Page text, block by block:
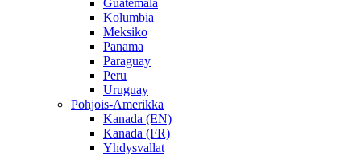
Guatemala
Kolumbia
Meksiko
Panama
Paraguay
Peru
Uruguay
Pohjois-Amerikka
Kanada (EN)
Kanada (FR)
Yhdysvallat